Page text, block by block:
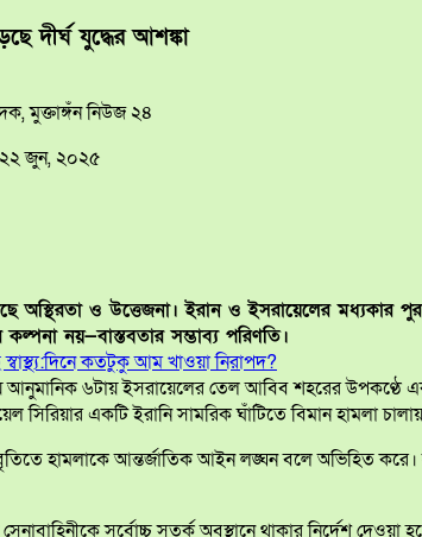
দীর্ঘ যুদ্ধের আশঙ্কা
মুক্তাঙ্গঁন নিউজ ২৪
জুন, ২০২৫
অস্থিরতা ও উত্তেজনা। ইরান ও ইসরায়েলের মধ্যকার
নয়—বাস্তবতার সম্ভাব্য পরিণতি।
কতটুকু আম খাওয়া নিরাপদ?
৬টায় ইসরায়েলের তেল আবিব শহরের উপকণ্ঠে
সিরিয়ার একটি ইরানি সামরিক ঘাঁটিতে বিমান হামলা
হামলাকে আন্তর্জাতিক আইন লঙ্ঘন বলে অভিহিত
সর্বোচ্চ সতর্ক অবস্থানে থাকার নির্দেশ